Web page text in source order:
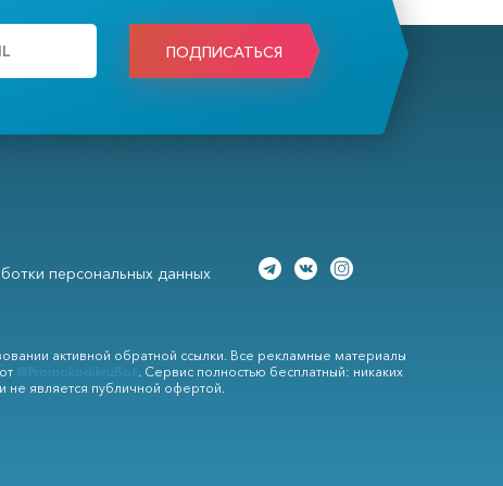
ПОДПИСАТЬСЯ
персональных данных
активной обратной ссылки. Все рекламные материалы
. Сервис полностью бесплатный: никаких
не является публичной офертой.